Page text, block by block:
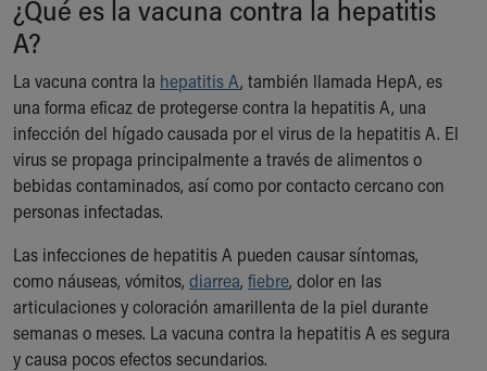
Ronald McDonald House Care Mobile
Health Centers
Financial Services
Price Estimates
Family Supports
Sports Health Services Provider for Akron Zips
New Parents
Find a Pediatrics Location
Find a Pediatrician
MyChart
Make an Appointment
Breastfeeding Medicine
Child Passenger Safety
¿Qué es la vacuna contra la hepatitis
A?
La vacuna contra la hepatitis A, también llamada HepA, es
una forma eficaz de protegerse contra la hepatitis A, una
infección del hígado causada por el virus de la hepatitis A. El
virus se propaga principalmente a través de alimentos o
bebidas contaminados, así como por contacto cercano con
personas infectadas.
Las infecciones de hepatitis A pueden causar síntomas,
como náuseas, vómitos, diarrea, fiebre, dolor en las
articulaciones y coloración amarillenta de la piel durante
semanas o meses. La vacuna contra la hepatitis A es segura
y causa pocos efectos secundarios.